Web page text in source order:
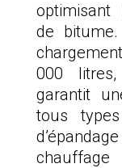
optimisant
de
000
garantit
tous